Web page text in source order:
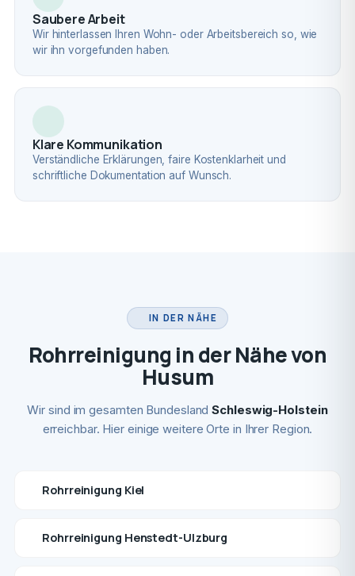
Saubere Arbeit
Wir hinterlassen Ihren Wohn- oder Arbeitsbereich so, wie
wir ihn vorgefunden haben.
Klare Kommunikation
Verständliche Erklärungen, faire Kostenklarheit und
schriftliche Dokumentation auf Wunsch.
IN DER NÄHE
Rohrreinigung in der Nähe von
Husum
Wir sind im gesamten BundeslandSchleswig-Holstein
erreichbar. Hier einige weitere Orte in Ihrer Region.
Rohrreinigung Kiel
Rohrreinigung Henstedt-Ulzburg